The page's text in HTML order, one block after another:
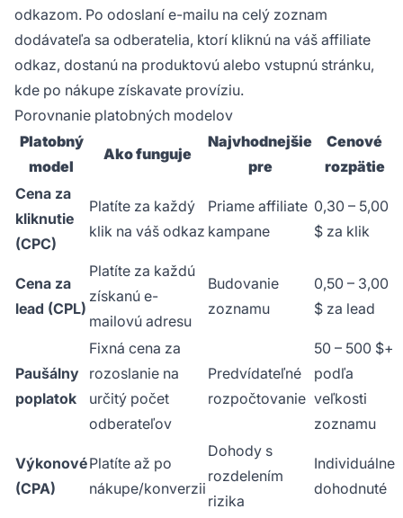
odkazom. Po odoslaní e-mailu na celý zoznam
dodávateľa sa odberatelia, ktorí kliknú na váš affiliate
odkaz, dostanú na produktovú alebo vstupnú stránku,
kde po nákupe získavate províziu.
Porovnanie platobných modelov
Platobný
model
Ako funguje
Najvhodnejšie
pre
Cenové
rozpätie
Cena za
kliknutie
(CPC)
Platíte za každý
klik na váš odkaz
Priame affiliate
kampane
0,30 – 5,00
$ za klik
Cena za
lead (CPL)
Platíte za každú
získanú e-
mailovú adresu
Budovanie
zoznamu
0,50 – 3,00
$ za lead
Paušálny
poplatok
Fixná cena za
rozoslanie na
určitý počet
odberateľov
Predvídateľné
rozpočtovanie
50 – 500 $+
podľa
veľkosti
zoznamu
Výkonové
(CPA)
Platíte až po
nákupe/konverzii
Dohody s
rozdelením
rizika
Individuálne
dohodnuté